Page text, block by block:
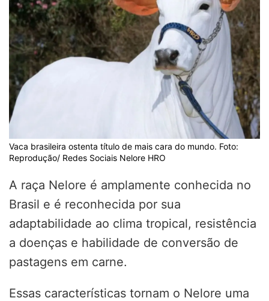
Vaca brasileira ostenta título de mais cara do mundo. Foto:
Reprodução/ Redes Sociais Nelore HRO
A raça Nelore é amplamente conhecida no
Brasil e é reconhecida por sua
adaptabilidade ao clima tropical, resistência
a doenças e habilidade de conversão de
pastagens em carne.
Essas características tornam o Nelore uma